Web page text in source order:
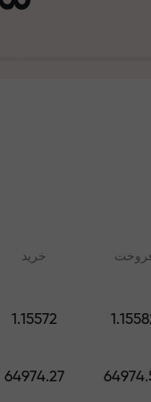
تجارت
کا
خرید
1.15572
64974.27
کے لیے کورسز اور ویبنرز